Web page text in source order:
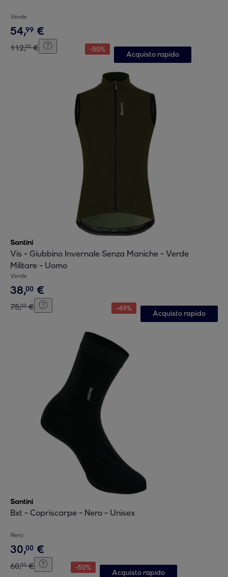
Verde
54,99 €
112,00 € -50%
Acquisto rapido
Santini
Vis - Giubbino Invernale Senza Maniche - Verde
Militare - Uomo
Verde
38,00 €
75,00 € -49%
Acquisto rapido
Santini
Bxt - Copriscarpe - Nero - Unisex
Nero
30,00 €
60,00 € -50%
Acquisto rapido